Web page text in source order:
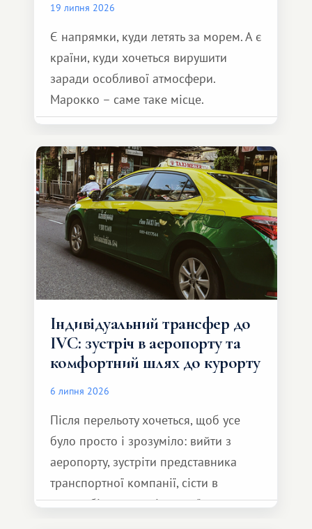
19 липня 2026
Є напрямки, куди летять за морем. А є
країни, куди хочеться вирушити
заради особливої ​​атмосфери.
Марокко – саме таке місце.
Індивідуальний трансфер до
IVC: зустріч в аеропорту та
комфортний шлях до курорту
6 липня 2026
Після перельоту хочеться, щоб усе
було просто і зрозуміло: вийти з
аеропорту, зустріти представника
транспортної компанії, сісти в
автомобіль та спокійно доїхати до